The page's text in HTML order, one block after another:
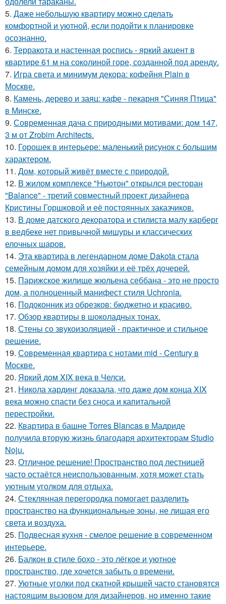
5. Даже небольшую квартиру можно сделать
комфортной и уютной, если подойти к планировке
осознанно.
6. Терракота и настенная роспись - яркий акцент в
квартире 61 м на соколиной горе, созданной под аренду.
7. Игра света и минимум декора: кофейня Plain в
Москве.
8. Камень, дерево и заяц: кафе - пекарня "Синяя Птица"
в Минске.
9. Современная дача с природными мотивами: дом 147,
3 м от Zrobim Architects.
10. Горошек в интерьере: маленький рисунок с большим
характером.
11. Дом, который живёт вместе с природой.
12. В жилом комплексе "Ньютон" открылся ресторан
"Balance" - третий совместный проект дизайнера
Кристины Горшковой и её постоянных заказчиков.
13. В доме датского декоратора и стилиста малу карберг
в ведбеке нет привычной мишуры и классических
елочных шаров.
14. Эта квартира в легендарном доме Dakota стала
семейным домом для хозяйки и её трёх дочерей.
15. Парижское жилище жюльена себбана - это не просто
дом, а полноценный манифест стиля Uchronia.
16. Подоконник из обрезков: бюджетно и красиво.
17. Обзор квартиры в шоколадных тонах.
18. Стены со звукоизоляцией - практичное и стильное
решение.
19. Современная квартира с нотами mid - Century в
Москве.
20. Яркий дом XIX века в Челси.
21. Никола хардинг доказала, что даже дом конца XIX
века можно спасти без сноса и капитальной
перестройки.
22. Квартира в башне Torres Blancas в Мадриде
получила вторую жизнь благодаря архитекторам Studio
Noju.
23. Отличное решение! Пространство под лестницей
часто остаётся неиспользованным, хотя может стать
уютным уголком для отдыха.
24. Стеклянная перегородка помогает разделить
пространство на функциональные зоны, не лишая его
света и воздуха.
25. Подвесная кухня - смелое решение в современном
интерьере.
26. Балкон в стиле бохо - это лёгкое и уютное
пространство, где хочется забыть о времени.
27. Уютные уголки под скатной крышей часто становятся
настоящим вызовом для дизайнеров, но именно такие